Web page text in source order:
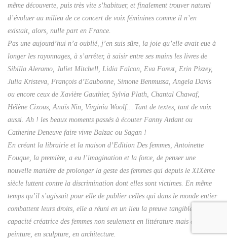
même découverte, puis très vite s’habituer, et finalement trouver naturel
d’évoluer au milieu de ce concert de voix féminines comme il n’en
existait, alors, nulle part en France.
Pas une aujourd’hui n’a oublié, j’en suis sûre, la joie qu’elle avait eue à
longer les rayonnages, à s’arrêter, à saisir entre ses mains les livres de
Sibilla Aleramo, Juliet Mitchell, Lidia Falcon, Eva Forest, Erin Pizzey,
Julia Kristeva, François d’Eaubonne, Simone Benmussa, Angela Davis
ou encore ceux de Xavière Gauthier, Sylvia Plath, Chantal Chawaf,
Hélène Cixous, Anaïs Nin, Virginia Woolf… Tant de textes, tant de voix
aussi. Ah ! les beaux moments passés à écouter Fanny Ardant ou
Catherine Deneuve faire vivre Balzac ou Sagan !
En créant la librairie et la maison d’Edition Des femmes, Antoinette
Fouque, la première, a eu l’imagination et la force, de penser une
nouvelle manière de prolonger la geste des femmes qui depuis le XIXème
siècle luttent contre la discrimination dont elles sont victimes. En même
temps qu’il s’agissait pour elle de publier celles qui dans le monde entier
combattent leurs droits, elle a réuni en un lieu la preuve tangible de la
capacité créatrice des femmes non seulement en littérature mais aussi en
peinture, en sculpture, en architecture.